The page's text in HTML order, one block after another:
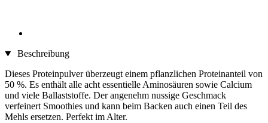
Beschreibung
Dieses Proteinpulver überzeugt einem pflanzlichen Proteinanteil von
50 %. Es enthält alle acht essentielle Aminosäuren sowie Calcium
und viele Ballaststoffe. Der angenehm nussige Geschmack
verfeinert Smoothies und kann beim Backen auch einen Teil des
Mehls ersetzen. Perfekt im Alter.